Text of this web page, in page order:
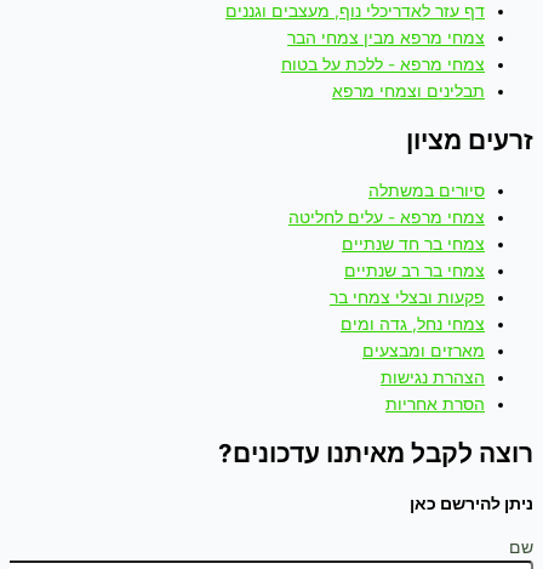
דף עזר לאדריכלי נוף, מעצבים וגננים
צמחי מרפא מבין צמחי הבר
צמחי מרפא - ללכת על בטוח
תבלינים וצמחי מרפא
זרעים מציון
סיורים במשתלה
צמחי מרפא - עלים לחליטה
צמחי בר חד שנתיים
צמחי בר רב שנתיים
פקעות ובצלי צמחי בר
צמחי נחל, גדה ומים
מארזים ומבצעים
הצהרת נגישות
הסרת אחריות
רוצה לקבל מאיתנו עדכונים?
ניתן להירשם כאן
שם